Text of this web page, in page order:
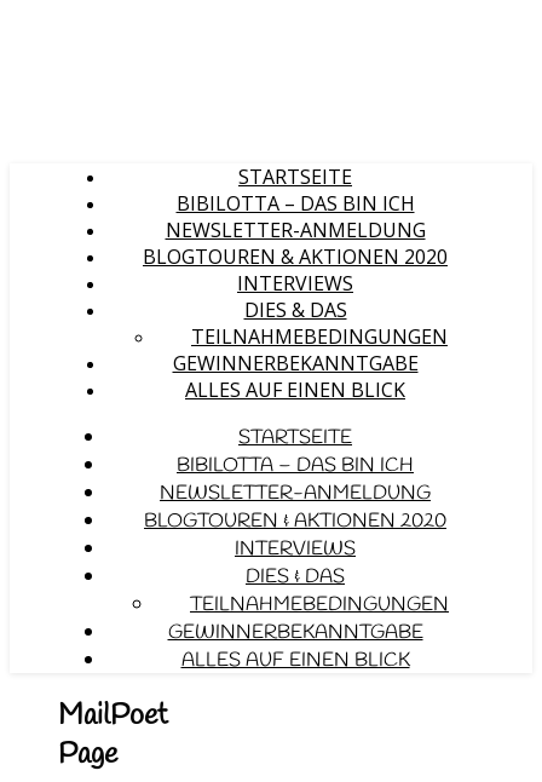
STARTSEITE
BIBILOTTA – DAS BIN ICH
NEWSLETTER-ANMELDUNG
BLOGTOUREN & AKTIONEN 2020
INTERVIEWS
DIES & DAS
TEILNAHMEBEDINGUNGEN
GEWINNERBEKANNTGABE
ALLES AUF EINEN BLICK
STARTSEITE
BIBILOTTA – DAS BIN ICH
NEWSLETTER-ANMELDUNG
BLOGTOUREN & AKTIONEN 2020
INTERVIEWS
DIES & DAS
TEILNAHMEBEDINGUNGEN
GEWINNERBEKANNTGABE
ALLES AUF EINEN BLICK
MailPoet
Page